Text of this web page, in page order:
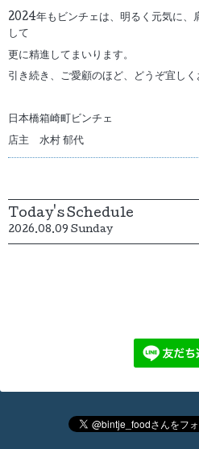
2024年もビンチェは、明るく元気に、
して
更に精進してまいります。
引き続き、ご愛顧のほど、どうぞ宜しく
日本橋箱崎町ビンチェ
店主 水村 郁代
Today's Schedule
2026.08.09 Sunday